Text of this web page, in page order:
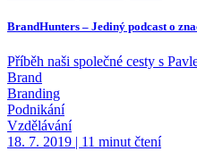
BrandHunters – Jediný podcast o
Příběh naši společné cesty s
Brand
Branding
Podnikání
Vzdělávání
18. 7. 2019 | 11 minut čtení